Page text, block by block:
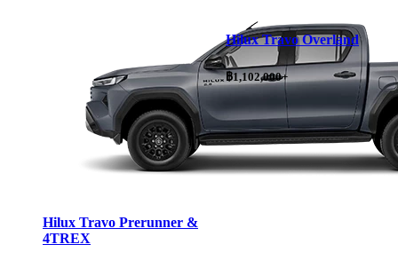
Hilux Travo Prerunner &
4TREX
Hilux Travo Overland
฿1,102,000+